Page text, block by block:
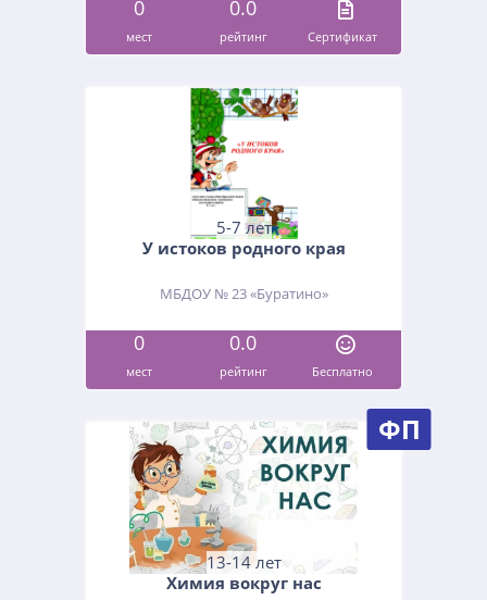
0 0.0
мест рейтинг Cертификат
5-7 лет
У истоков родного края
МБДОУ № 23 «Буратино»
0 0.0
мест рейтинг Бесплатно
ФП
13-14 лет
Химия вокруг нас